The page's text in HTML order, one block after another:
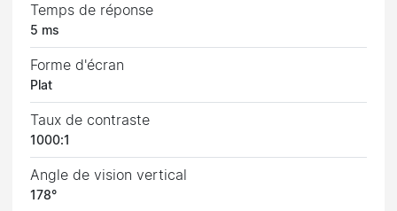
Temps de réponse
5 ms
Forme d'écran
Plat
Taux de contraste
1000:1
Angle de vision vertical
178°